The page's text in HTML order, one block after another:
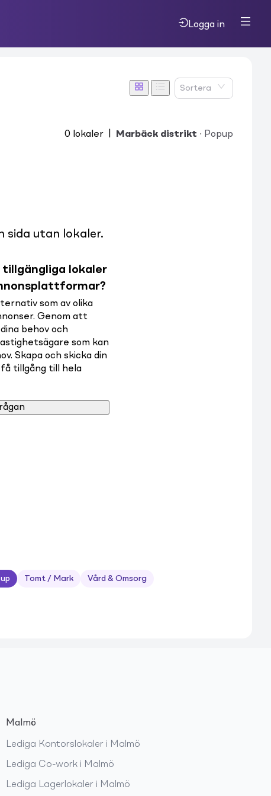
Logga in
Sortera
0 lokaler Marbäck distrikt · Popup
sida utan lokaler.
lokaler
som av olika
Genom att
behov och
som kan
Skapa och skicka din
tillgång till hela
Tomt / Mark Vård & Omsorg
Malmö
Lediga Kontorslokaler i Malmö
Lediga Co-work i Malmö
Lediga Lagerlokaler i Malmö